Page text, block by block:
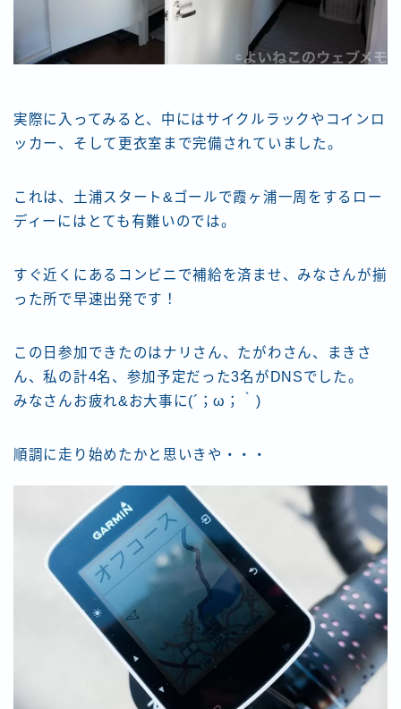
実際に入ってみると、中にはサイクルラックやコインロ
ッカー、そして更衣室まで完備されていました。
これは、土浦スタート&ゴールで霞ヶ浦一周をするロー
ディーにはとても有難いのでは。
すぐ近くにあるコンビニで補給を済ませ、みなさんが揃
った所で早速出発です！
この日参加できたのはナリさん、たがわさん、まきさ
ん、私の計4名、参加予定だった3名がDNSでした。
みなさんお疲れ&お大事に(´；ω；｀)
順調に走り始めたかと思いきや・・・